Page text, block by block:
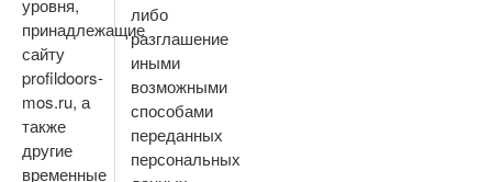
уровня,
принадлежащие
сайту
profildoors-
mos.ru, а
также
другие
временные
либо
разглашение
иными
возможными
способами
переданных
персональных